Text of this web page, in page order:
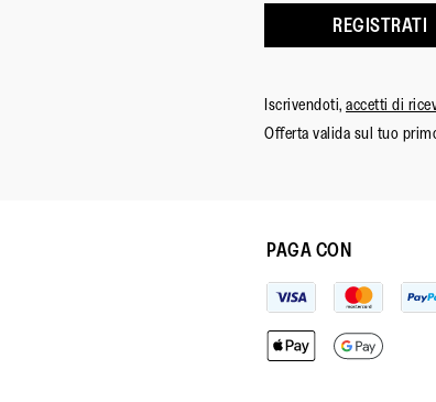
REGISTRATI
Iscrivendoti, accetti di
Offerta valida sul tuo
PAGA CON